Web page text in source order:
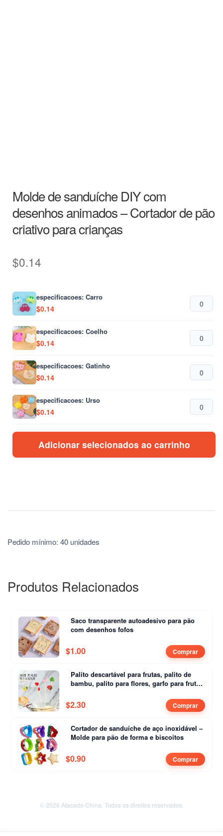
Molde de sanduíche DIY com
desenhos animados – Cortador de pão
criativo para crianças
$0.14
especificacoes: Carro
$0.14
especificacoes: Coelho
$0.14
especificacoes: Gatinho
$0.14
especificacoes: Urso
$0.14
Adicionar selecionados ao carrinho
Pedido mínimo: 40 unidades
Produtos Relacionados
Saco transparente autoadesivo para pão
com desenhos fofos
$1.00 Comprar
Palito descartável para frutas, palito de
bambu, palito para flores, garfo para frutas,
$2.30 Comprar
Cortador de sanduíche de aço inoxidável –
Molde para pão de forma e biscoitos
$0.90 Comprar
© 2026 Atacado China. Todos os direitos reservados.